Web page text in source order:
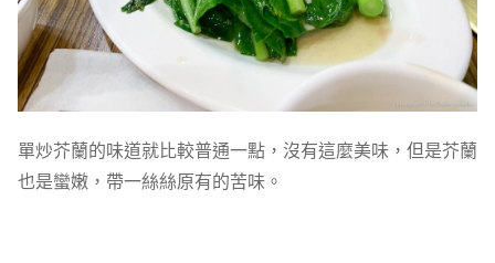
單炒芥蘭的味道就比較普通一點，沒有這麼美味，但是芥蘭
也是蠻嫩，帶一絲絲原有的苦味。